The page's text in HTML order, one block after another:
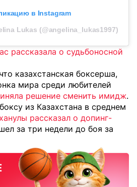
в Instagram
Lukas (@angelina_lukas1997)
рассказала о судьбоносной
казахстанская боксерша,
мира среди любителей
решение сменить имидж.
из Казахстана в среднем
рассказал о допинг-
за три недели до боя за